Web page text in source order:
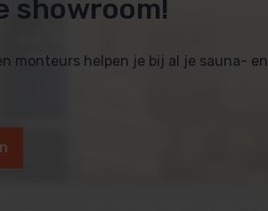
showroom!
monteurs helpen je bij al je sauna- en